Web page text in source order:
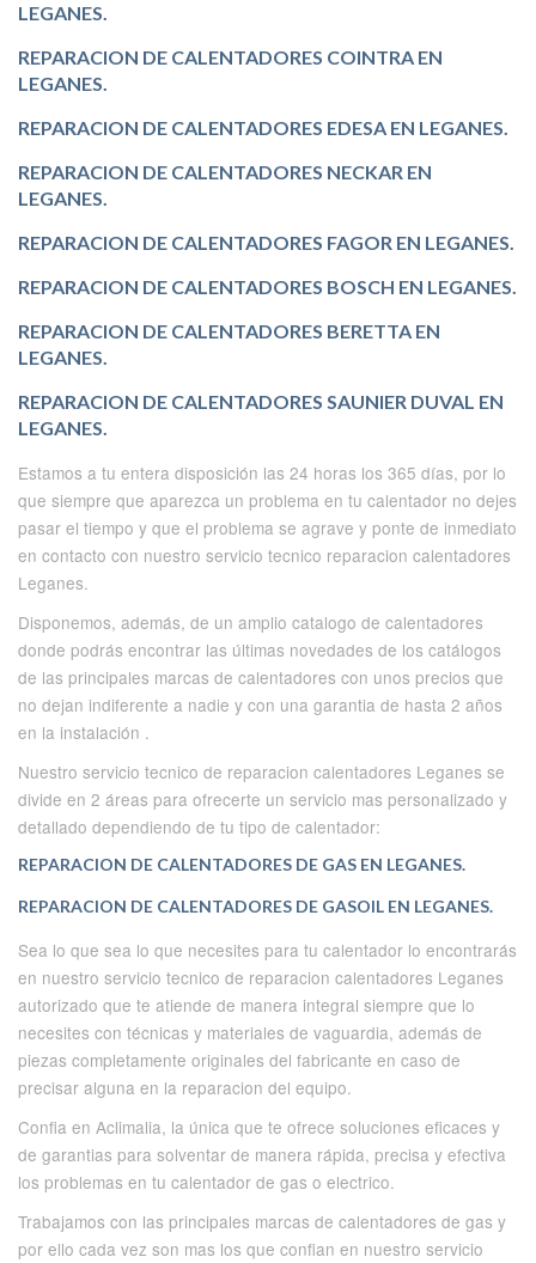
LEGANES.
REPARACION DE CALENTADORES COINTRA EN
LEGANES.
REPARACION DE CALENTADORES EDESA EN LEGANES.
REPARACION DE CALENTADORES NECKAR EN
LEGANES.
REPARACION DE CALENTADORES FAGOR EN LEGANES.
REPARACION DE CALENTADORES BOSCH EN LEGANES.
REPARACION DE CALENTADORES BERETTA EN
LEGANES.
REPARACION DE CALENTADORES SAUNIER DUVAL EN
LEGANES.
Estamos a tu entera disposición las 24 horas los 365 días, por lo
que siempre que aparezca un problema en tu calentador no dejes
pasar el tiempo y que el problema se agrave y ponte de inmediato
en contacto con nuestro servicio tecnico reparacion calentadores
Leganes.
Disponemos, además, de un amplio catalogo de calentadores
donde podrás encontrar las últimas novedades de los catálogos
de las principales marcas de calentadores con unos precios que
no dejan indiferente a nadie y con una garantia de hasta 2 años
en la instalación .
Nuestro servicio tecnico de reparacion calentadores Leganes se
divide en 2 áreas para ofrecerte un servicio mas personalizado y
detallado dependiendo de tu tipo de calentador:
REPARACION DE CALENTADORES DE GAS EN LEGANES.
REPARACION DE CALENTADORES DE GASOIL EN LEGANES.
Sea lo que sea lo que necesites para tu calentador lo encontrarás
en nuestro servicio tecnico de reparacion calentadores Leganes
autorizado que te atiende de manera integral siempre que lo
necesites con técnicas y materiales de vaguardia, además de
piezas completamente originales del fabricante en caso de
precisar alguna en la reparacion del equipo.
Confia en Aclimalia, la única que te ofrece soluciones eficaces y
de garantias para solventar de manera rápida, precisa y efectiva
los problemas en tu calentador de gas o electrico.
Trabajamos con las principales marcas de calentadores de gas y
por ello cada vez son mas los que confian en nuestro servicio